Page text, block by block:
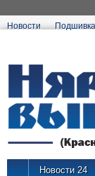
Новости
Новости 24